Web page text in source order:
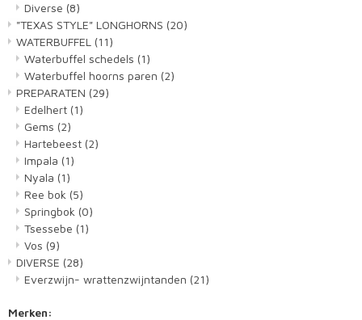
Diverse (8)
"TEXAS STYLE" LONGHORNS (20)
WATERBUFFEL (11)
Waterbuffel schedels (1)
Waterbuffel hoorns paren (2)
PREPARATEN (29)
Edelhert (1)
Gems (2)
Hartebeest (2)
Impala (1)
Nyala (1)
Ree bok (5)
Springbok (0)
Tsessebe (1)
Vos (9)
DIVERSE (28)
Everzwijn- wrattenzwijntanden (21)
Merken: